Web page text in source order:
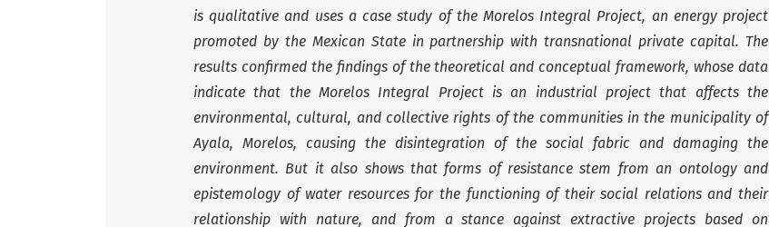
is qualitative and uses a case study of the Morelos Integral Project, an energy project
promoted by the Mexican State in partnership with transnational private capital. The
results confirmed the findings of the theoretical and conceptual framework, whose data
indicate that the Morelos Integral Project is an industrial project that affects the
environmental, cultural, and collective rights of the communities in the municipality of
Ayala, Morelos, causing the disintegration of the social fabric and damaging the
environment. But it also shows that forms of resistance stem from an ontology and
epistemology of water resources for the functioning of their social relations and their
relationship with nature, and from a stance against extractive projects based on